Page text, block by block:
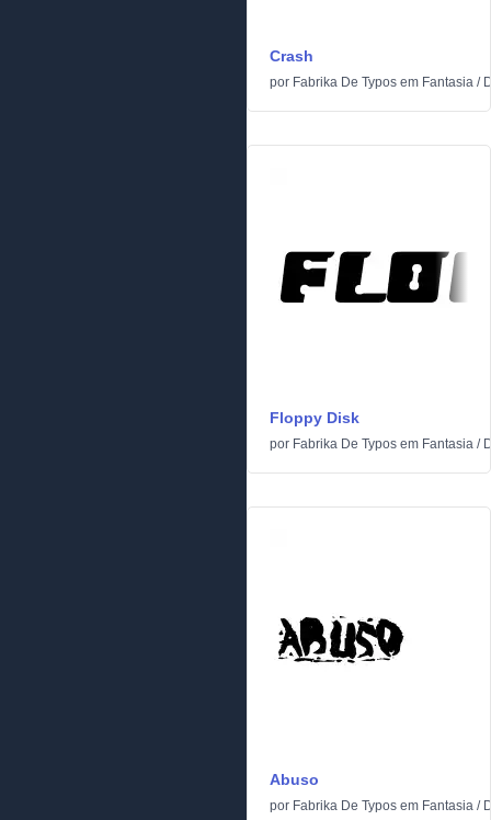
Crash
por Fabrika De Typos em Fantasia /
Floppy Disk
por Fabrika De Typos em Fantasia /
Abuso
por Fabrika De Typos em Fantasia /